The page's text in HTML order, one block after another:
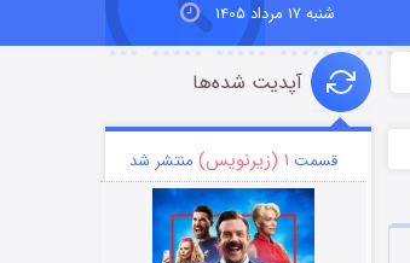
شنبه ۱۷ مرداد ۱۴۰۵
آپدیت شده‌ها
قسمت ۱ (زیرنویس) منتشر شد